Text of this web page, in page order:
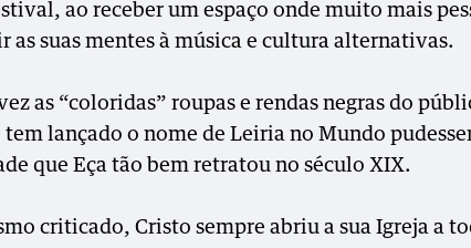
ao receber um espaço onde muito mais
as suas mentes à música e cultura alternativas.
as “coloridas” roupas e rendas negras do
tem lançado o nome de Leiria no Mundo
que Eça tão bem retratou no século XIX.
criticado, Cristo sempre abriu a sua Igreja a